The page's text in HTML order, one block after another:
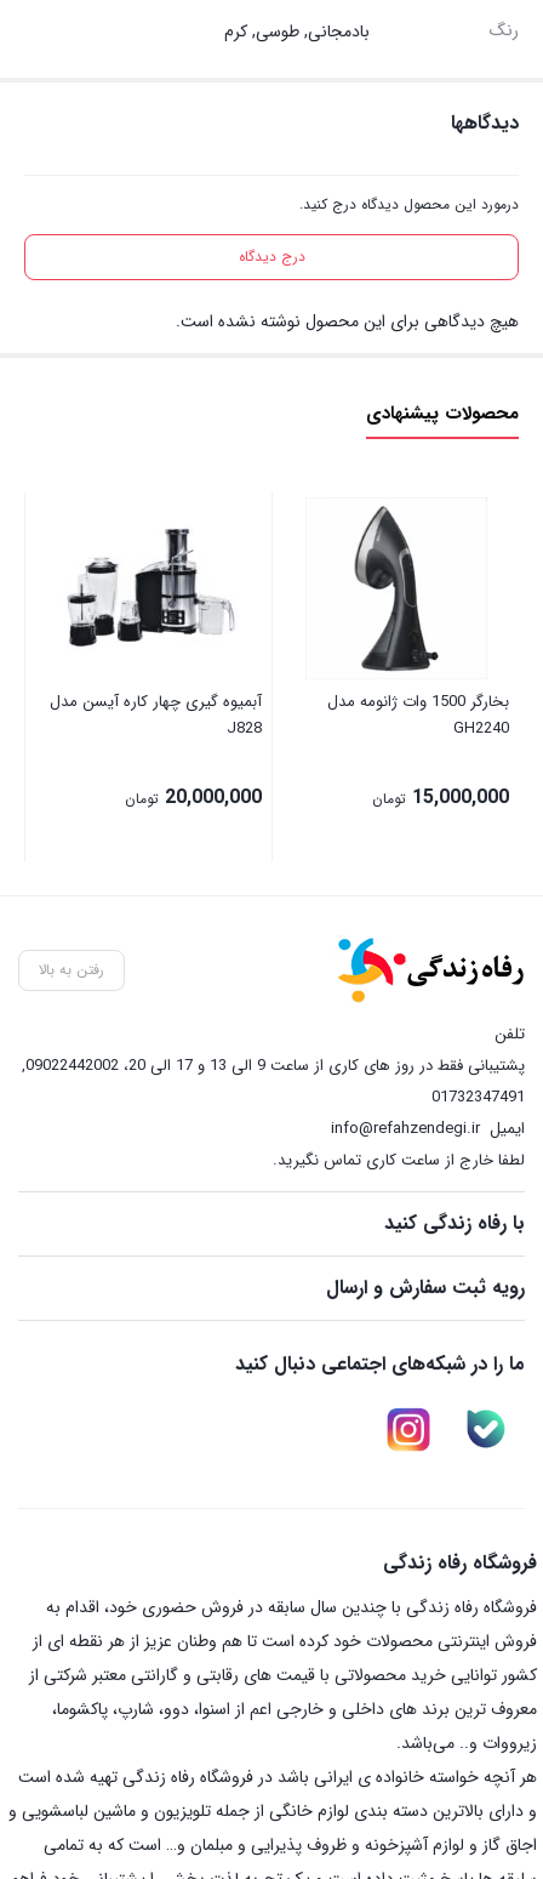
رنگ بادمجانی, طوسی, کرم
دیدگاهها
درمورد این محصول دیدگاه درج کنید.
درج دیدگاه
هیچ دیدگاهی برای این محصول نوشته نشده است.
محصولات پیشنهادی
بخارگر 1500 وات ژانومه مدل
GH2240
15,000,000 تومان
آبمیوه گیری چهار کاره آیسن مدل
J828
20,000,000 تومان
رفتن به بالا
تلفن
پشتیبانی فقط در روز های کاری از ساعت 9 الی 13 و 17 الی 20، 09022442002
,
01732347491
ایمیلinfo@refahzendegi.ir
لطفا خارج از ساعت کاری تماس نگیرید.
با رفاه زندگی کنید
رویه ثبت سفارش و ارسال
ما را در شبکه‌های اجتماعی دنبال کنید
فروشگاه رفاه زندگی
فروشگاه رفاه زندگی با چندین سال سابقه در فروش حضوری خود، اقدام به
فروش اینترنتی محصولات خود کرده است تا هم وطنان عزیز از هر نقطه ای از
کشور توانایی خرید محصولاتی با قیمت های رقابتی و گارانتی معتبر شرکتی از
معروف ترین برند های داخلی و خارجی اعم از اسنوا، دوو، شارپ، پاکشوما،
زیرووات و.. می‌باشد.
هر آنچه خواسته خانواده ی ایرانی باشد در فروشگاه رفاه زندگی تهیه شده است
و دارای بالاترین دسته بندی لوازم خانگی از جمله تلویزیون و ماشین لباسشویی و
اجاق گاز و لوازم آشپزخونه و ظروف پذیرایی و مبلمان و… است که به تمامی